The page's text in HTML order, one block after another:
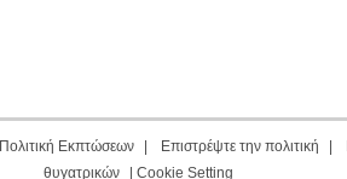
Πολιτική Εκπτώσεων Επιστρέψτε την πολιτική
θυγατρικών
Cookie Setting